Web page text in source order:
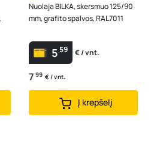
Nuolaja BILKA, skersmuo 125/90
mm, grafito spalvos, RAL7011
559 € / vnt.
7 99 € / vnt.
Į krepšelį